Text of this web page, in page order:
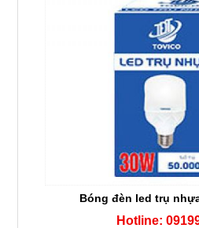
Bóng đèn led trụ
Hotline: